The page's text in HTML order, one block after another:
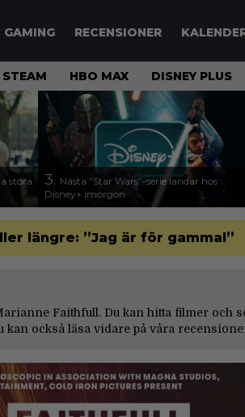
GAMING RECENSIONER
STEAM HBO MAX DISNEY PLUS
stora
3. Nästa ”Star Wars”-serie landar hos
Disney+ imorgon
längre: ”Jag är för gammal”
Faithfull. Du kan hitta filmer och
också läsa vidare på våra